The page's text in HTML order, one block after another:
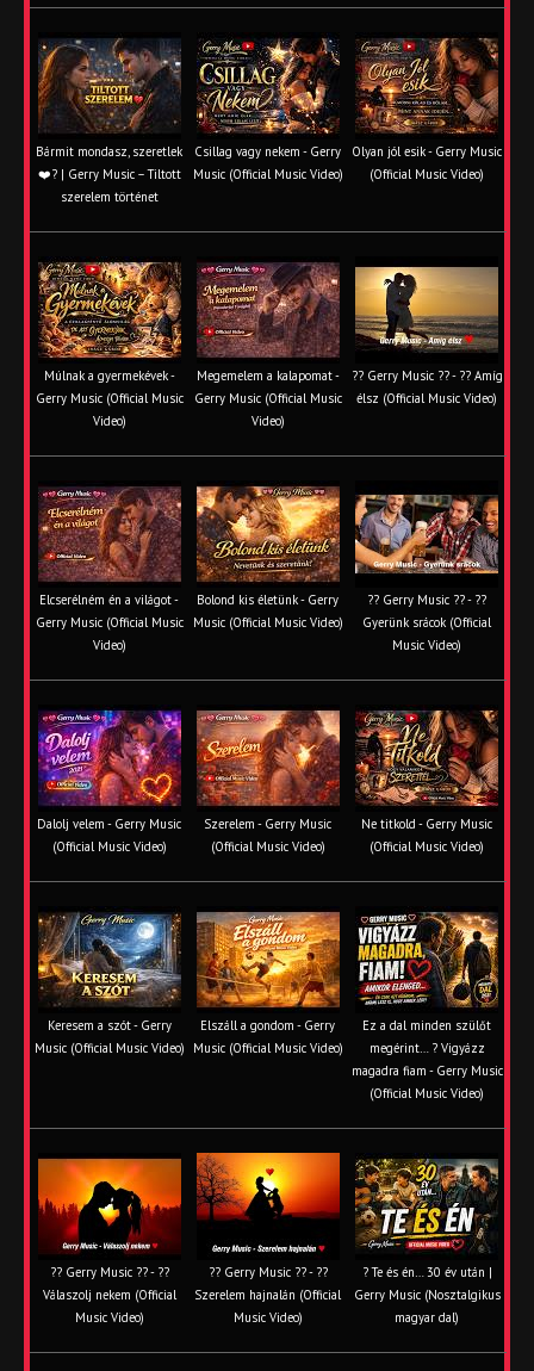
Bármit mondasz, szeretlek
❤️‍? | Gerry Music – Tiltott
szerelem történet
Csillag vagy nekem - Gerry
Music (Official Music Video)
Olyan jól esik - Gerry Music
(Official Music Video)
Múlnak a gyermekévek -
Gerry Music (Official Music
Video)
Megemelem a kalapomat -
Gerry Music (Official Music
Video)
?? Gerry Music ?? - ?? Amíg
élsz (Official Music Video)
Elcserélném én a világot -
Gerry Music (Official Music
Video)
Bolond kis életünk - Gerry
Music (Official Music Video)
?? Gerry Music ?? - ??
Gyerünk srácok (Official
Music Video)
Dalolj velem - Gerry Music
(Official Music Video)
Szerelem - Gerry Music
(Official Music Video)
Ne titkold - Gerry Music
(Official Music Video)
Keresem a szót - Gerry
Music (Official Music Video)
Elszáll a gondom - Gerry
Music (Official Music Video)
Ez a dal minden szülőt
megérint… ? Vigyázz
magadra fiam - Gerry Music
(Official Music Video)
?? Gerry Music ?? - ??
Válaszolj nekem (Official
Music Video)
?? Gerry Music ?? - ??
Szerelem hajnalán (Official
Music Video)
? Te és én… 30 év után |
Gerry Music (Nosztalgikus
magyar dal)